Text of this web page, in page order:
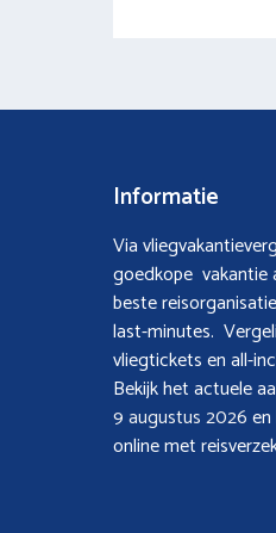
Informatie
Via
goedkope vakantie
beste
last-minutes.
vliegtickets en all-
Bekijk het actuele
9 augustus 2026
online met